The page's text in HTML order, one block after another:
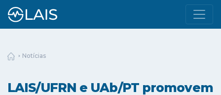
Notícias
LAIS/UFRN e UAb/PT promovem